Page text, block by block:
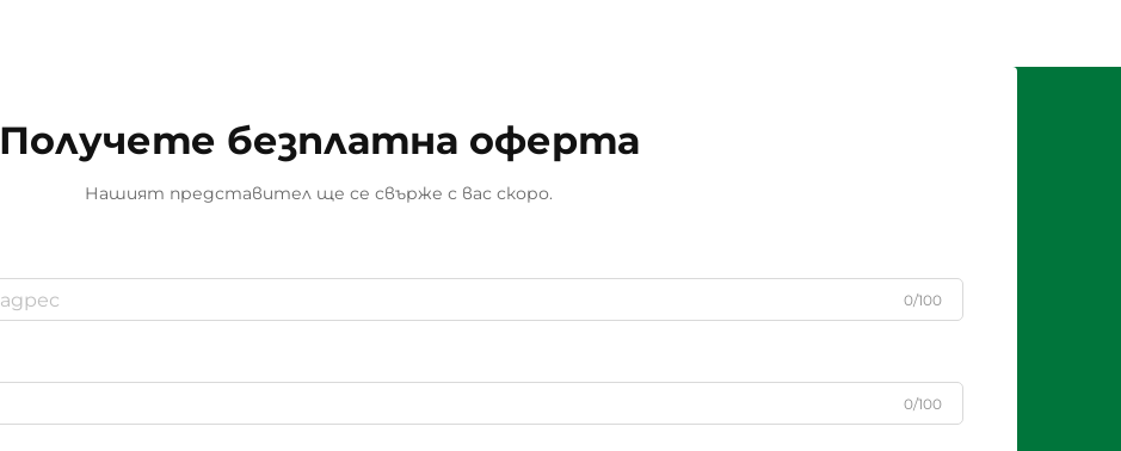
Получете безплатна оферта
Нашият представител ще се свърже с вас скоро.
0/100
0/100